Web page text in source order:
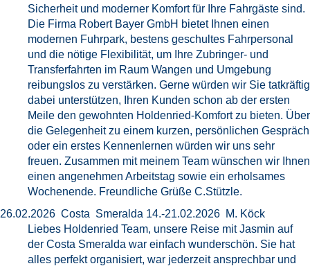
Sicherheit und moderner Komfort für Ihre Fahrgäste sind.
Die Firma Robert Bayer GmbH bietet Ihnen einen
modernen Fuhrpark, bestens geschultes Fahrpersonal
und die nötige Flexibilität, um Ihre Zubringer- und
Transferfahrten im Raum Wangen und Umgebung
reibungslos zu verstärken. Gerne würden wir Sie tatkräftig
dabei unterstützen, Ihren Kunden schon ab der ersten
Meile den gewohnten Holdenried-Komfort zu bieten. Über
die Gelegenheit zu einem kurzen, persönlichen Gespräch
oder ein erstes Kennenlernen würden wir uns sehr
freuen. Zusammen mit meinem Team wünschen wir Ihnen
einen angenehmen Arbeitstag sowie ein erholsames
Wochenende. Freundliche Grüße C.Stützle.
26.02.2026 Costa Smeralda 14.-21.02.2026 M. Köck
Liebes Holdenried Team, unsere Reise mit Jasmin auf
der Costa Smeralda war einfach wunderschön. Sie hat
alles perfekt organisiert, war jederzeit ansprechbar und